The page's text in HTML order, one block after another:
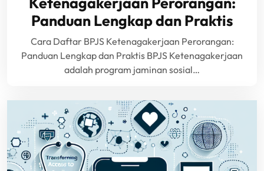
Panduan Lengkap dan Praktis
Cara Daftar BPJS Ketenagakerjaan Perorangan:
Panduan Lengkap dan Praktis BPJS Ketenagakerjaan
adalah program jaminan sosial…